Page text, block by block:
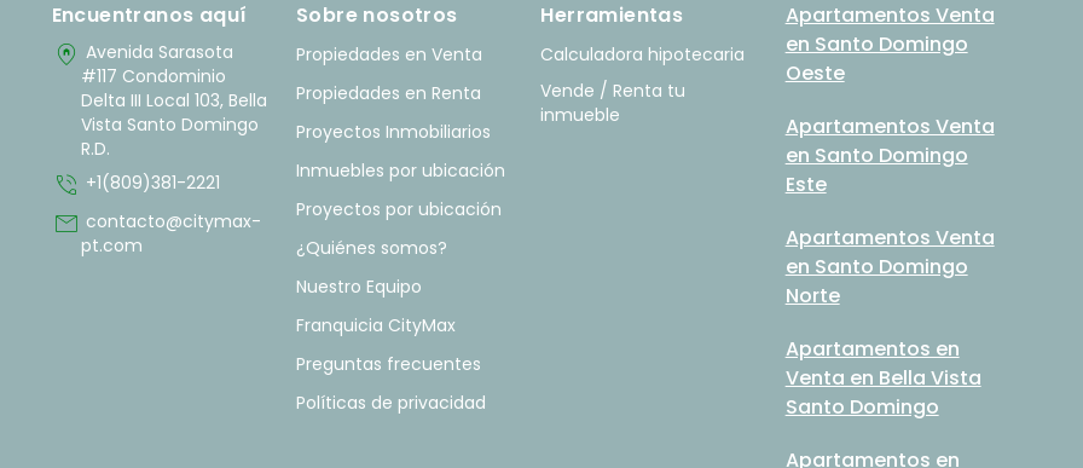
Encuentranos aquí
home_pin Avenida Sarasota
#117 Condominio
Delta III Local 103, Bella
Vista Santo Domingo
R.D.
phone_in_talk +1(809)381-2221
mail contacto@citymax-
pt.com
Sobre nosotros
Propiedades en Venta
Propiedades en Renta
Proyectos Inmobiliarios
Inmuebles por ubicación
Proyectos por ubicación
¿Quiénes somos?
Nuestro Equipo
Franquicia CityMax
Preguntas frecuentes
Políticas de privacidad
Herramientas
Calculadora hipotecaria
Vende / Renta tu
inmueble
Apartamentos Venta
en Santo Domingo
Oeste
Apartamentos Venta
en Santo Domingo
Este
Apartamentos Venta
en Santo Domingo
Norte
Apartamentos en
Venta en Bella Vista
Santo Domingo
Apartamentos en